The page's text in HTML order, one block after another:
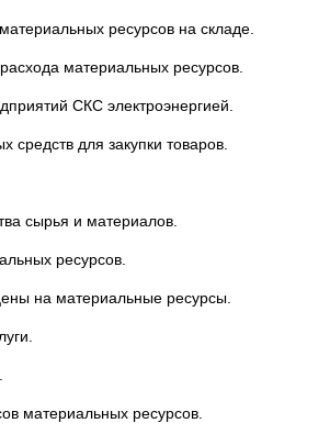
ресурсов на складе.
материальных ресурсов.
СКС электроэнергией.
средств для закупки товаров.
сырья и материалов.
ресурсов.
на материальные ресурсы.
материальных ресурсов.